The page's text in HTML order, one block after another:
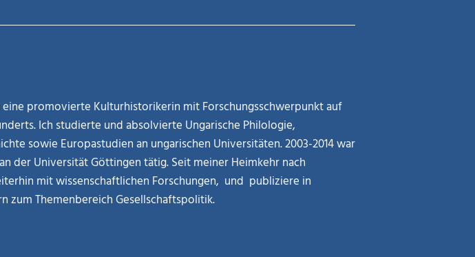
eine promovierte Kulturhistorikerin mit Forschungsschwerpunkt auf
Ich studierte und absolvierte Ungarische Philologie,
sowie Europastudien an ungarischen Universitäten. 2003-2014 war
der Universität Göttingen tätig. Seit meiner Heimkehr nach
mit wissenschaftlichen Forschungen, und publiziere in
zum Themenbereich Gesellschaftspolitik.